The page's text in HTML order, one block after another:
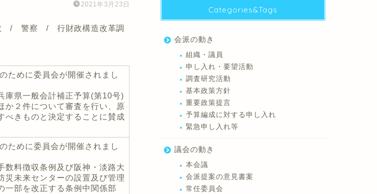
2021年3月23日
警察 / 行財政構造改革調
ために委員会が開催されまし
庫県一般会計補正予算(第10号)
か２件について審査を行い、原
べきものと決定することに賛成
ために委員会が開催されまし
数料徴収条例及び阪神・淡路大
災未来センターの設置及び管理
一部を改正する条例中関係部
Categories&Tags
会派の動き
組織・議員
申し入れ・要望活動
調査研究活動
基本政策方針
重要政策提言
予算編成に対する申し入れ
緊急申し入れ等
議会の動き
本会議
会派提案の意見書案
常任委員会